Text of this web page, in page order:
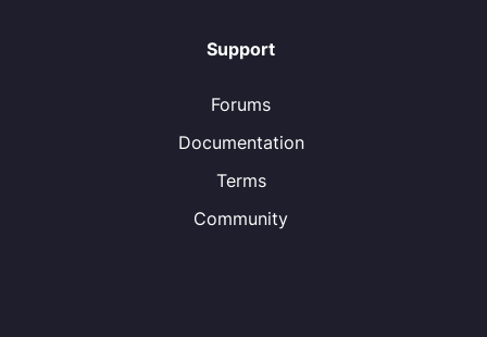
Support
Forums
Documentation
Terms
Community